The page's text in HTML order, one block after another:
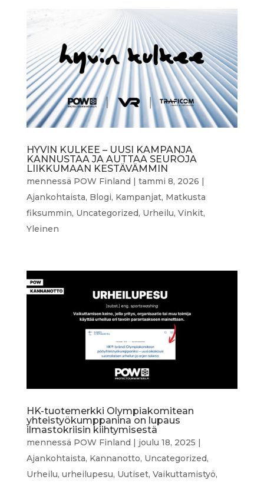
HYVIN KULKEE – UUSI KAMPANJA
KANNUSTAA JA AUTTAA SEUROJA
LIIKKUMAAN KESTÄVÄMMIN
mennessä POW Finland | tammi 8, 2026 |
Ajankohtaista, Blogi, Kampanjat, Matkusta
fiksummin, Uncategorized, Urheilu, Vinkit,
Yleinen
HK-tuotemerkki Olympiakomitean
yhteistyökumppanina on lupaus
ilmastokriisin kiihtymisestä
mennessä POW Finland joulu 18, 2025
Ajankohtaista, Kannanotto, Uncategorized,
Urheilu, urheilupesu, Uutiset, Vaikuttamistyö,